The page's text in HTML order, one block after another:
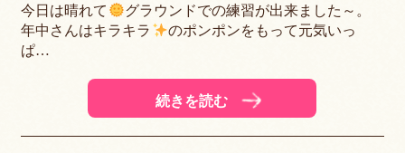
今日は晴れて
グラウンドでの練習が出来ました～。
年中さんはキラキラ
のポンポンをもって元気いっ
ぱ…
続きを読む